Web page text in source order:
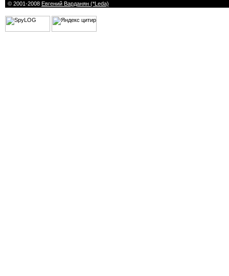
© 2001-2008 Евгений Варданян (*Leda)